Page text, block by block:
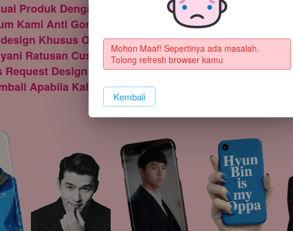
Produk Dengan Kualitas Premium
Kami Anti Gores, Anti Luntur, Anti Air dan Gambar
Khusus Oleh Designer
Ratusan Customer Dari Seluruh Dunia
Request Design Yang Kamu Mau
Apabila Kalian Tidak Puas Dengan Produk Kami
Mohon Maaf! Sepertinya ada masalah.
Tolong refresh browser kamu
`Kembali